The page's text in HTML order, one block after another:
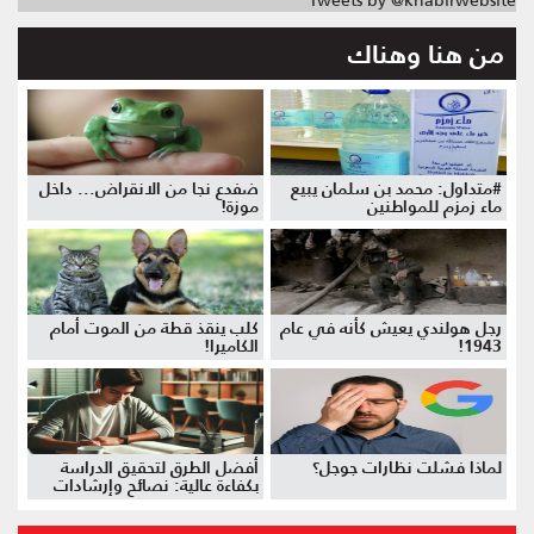
من هنا وهناك
#متداول: محمد بن سلمان يبيع
ماء زمزم للمواطنين
ضفدع نجا من الانقراض... داخل
موزة!
رجل هولندي يعيش كأنه في عام
1943!
كلب ينقذ قطة من الموت أمام
الكاميرا!
لماذا فشلت نظارات جوجل؟ أفضل الطرق لتحقيق الدراسة
بكفاءة عالية: نصائح وإرشادات